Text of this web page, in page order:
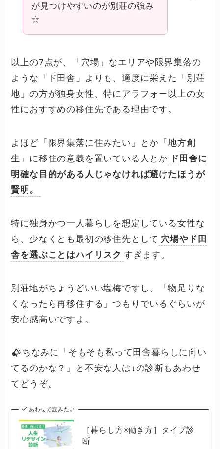
が見つけやすいのが別荘の強み
☆
以上の7点が、「穴場」なエリアや限界集落の
ような「ド田舎」よりも、適度に栄えた「別荘
地」の方が独身女性、特にアラフォー以上の女
性におすすめの移住先である理由です。
よほど「限界集落に住みたい」とか「地方創
生」に移住の意義を置いている人とか ド田舎に
明確な目的がある人じゃなければ避けたほうが
賢明。
特に独身かつ一人暮らしを想定している女性な
ら、少なくとも最初の移住先として 穴場やド田
舎を選ぶことはハイリスク すぎます。
別荘地がちょうどいい塩梅ですし、「物足りな
くなったら再移住する」つもりでいるぐらいが
安心感高いですよ。
ちなみに「そもそも私って田舎暮らしに向い
てるのかな？」と不安な人は↓の診断もあわせ
てどうぞ。
あわせて読みたい
［暮らし方×働き方］タイプ診
断